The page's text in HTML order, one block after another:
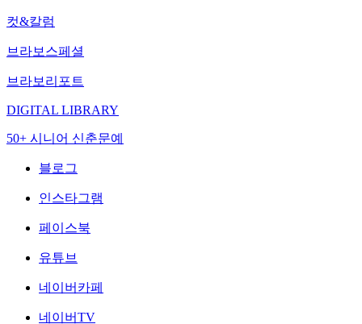
컷&칼럼
브라보스페셜
브라보리포트
DIGITAL LIBRARY
50+ 시니어 신춘문예
블로그
인스타그램
페이스북
유튜브
네이버카페
네이버TV